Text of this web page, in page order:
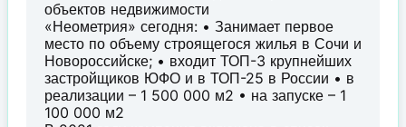
объектов недвижимости
«Неометрия» сегодня: • Занимает первое
место по объему строящегося жилья в Сочи и
Новороссийске; • входит ТОП-3 крупнейших
застройщиков ЮФО и в ТОП-25 в России • в
реализации – 1 500 000 м2 • на запуске – 1
100 000 м2